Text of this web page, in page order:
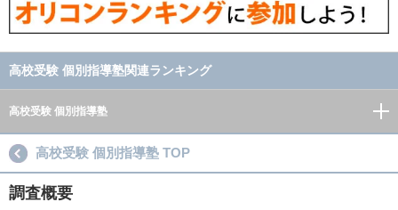
高校受験 個別指導塾関連ランキング
高校受験 個別指導塾
高校受験 個別指導塾 TOP
調査概要